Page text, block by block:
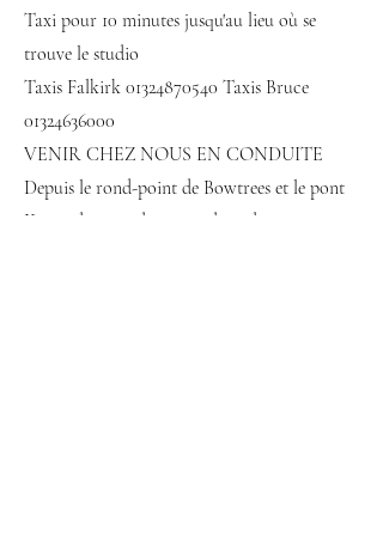
Taxi pour 10 minutes jusqu'au lieu où se
trouve le studio
Taxis Falkirk 01324870540 Taxis Bruce
01324636000
VENIR CHEZ NOUS EN CONDUITE
Depuis le rond-point de Bowtrees et le pont
Kincardine, en direction du sud, continuez